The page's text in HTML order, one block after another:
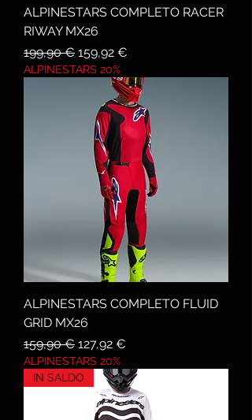
ALPINESTARS COMPLETO RACER
RIWAY MX26
Prezzo regolare
199,90 € Prezzo scontato
159,92 €
ALPINESTARS 20%
ALPINESTARS COMPLETO FLUID
GRID MX26
Prezzo regolare
159,90 € Prezzo scontato
127,92 €
ALPINESTARS 20%
IN SALDO